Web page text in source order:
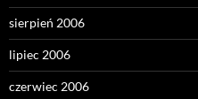
sierpień 2006
lipiec 2006
czerwiec 2006